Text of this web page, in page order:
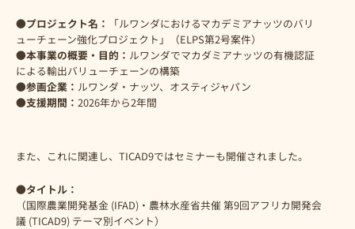
●プロジェクト名：
「ルワンダにおけるマカデミアナッツのバリ
ューチェーン強化プロジェクト」（ELPS第2号案件）
●本事業の概要・目的： ルワンダでマカダミアナッツの有機認証
による輸出バリューチェーンの構築
●参画企業： ルワンダ・ナッツ、オスティジャパン
●支援期間： 2026年から2年間
また、これに関連し、TICAD9ではセミナーも開催されました。
●タイトル：
（国際農業開発基金 (IFAD)・農林水産省共催 第9回アフリカ開発会
議 (TICAD9) テーマ別イベント）